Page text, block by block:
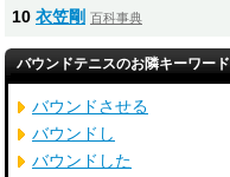
10 衣笠剛 百科事典
バウンドテニスのお隣キーワード
バウンドさせる
バウンドし
バウンドした